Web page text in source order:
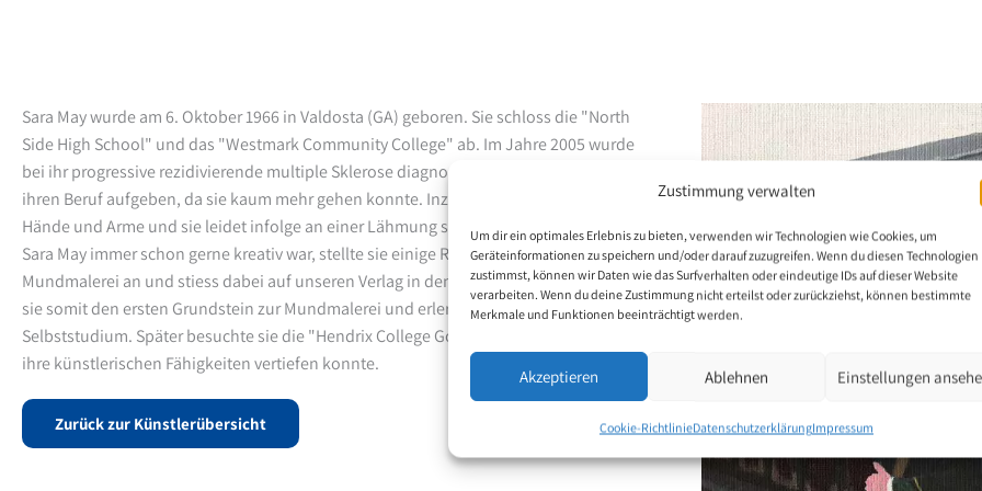
Zustimmung verwalten
Um dir ein optimales Erlebnis zu bieten, verwenden wir Technologien wie Cookies, um
Geräteinformationen zu speichern und/oder darauf zuzugreifen. Wenn du diesen Technologien
zustimmst, können wir Daten wie das Surfverhalten oder eindeutige IDs auf dieser Website
verarbeiten. Wenn du deine Zustimmung nicht erteilst oder zurückziehst, können bestimmte
Merkmale und Funktionen beeinträchtigt werden.
Akzeptieren Ablehnen Einstellungen
Cookie-RichtlinieDatenschutzerklärungImpressum
Sara May wurde am 6. Oktober 1966 in Valdosta (GA) geboren. Sie schloss die "North
Side High School" und das "Westmark Community College" ab. Im Jahre 2005 wurde
bei ihr progressive rezidivierende multiple Sklerose diagnostiziert. 2009 musste sie
ihren Beruf aufgeben, da sie kaum mehr gehen konnte. Inzwischen versagten auch ihre
Hände und Arme und sie leidet infolge an einer Lähmung sämtlicher Gliedmassen. Da
Sara May immer schon gerne kreativ war, stellte sie einige Recherchen zum Thema
Mundmalerei an und stiess dabei auf unseren Verlag in den USA. Im Oktober 2013 legte
sie somit den ersten Grundstein zur Mundmalerei und erlernte diese zunächst im
Selbststudium. Später besuchte sie die "Hendrix College Governor's School", wo sie
ihre künstlerischen Fähigkeiten vertiefen konnte.
Zurück zur Künstlerübersicht